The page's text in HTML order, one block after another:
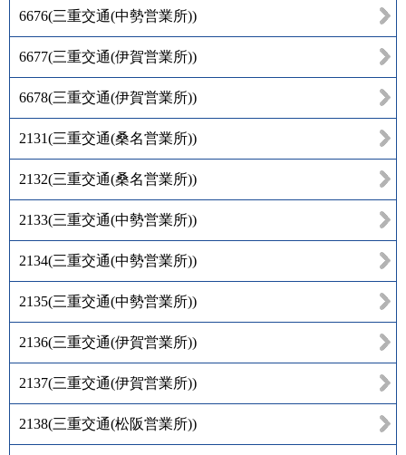
6676(三重交通(中勢営業所))
6677(三重交通(伊賀営業所))
6678(三重交通(伊賀営業所))
2131(三重交通(桑名営業所))
2132(三重交通(桑名営業所))
2133(三重交通(中勢営業所))
2134(三重交通(中勢営業所))
2135(三重交通(中勢営業所))
2136(三重交通(伊賀営業所))
2137(三重交通(伊賀営業所))
2138(三重交通(松阪営業所))